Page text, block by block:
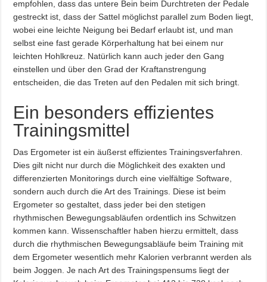
empfohlen, dass das untere Bein beim Durchtreten der Pedale
gestreckt ist, dass der Sattel möglichst parallel zum Boden liegt,
wobei eine leichte Neigung bei Bedarf erlaubt ist, und man
selbst eine fast gerade Körperhaltung hat bei einem nur
leichten Hohlkreuz. Natürlich kann auch jeder den Gang
einstellen und über den Grad der Kraftanstrengung
entscheiden, die das Treten auf den Pedalen mit sich bringt.
Ein besonders effizientes
Trainingsmittel
Das Ergometer ist ein äußerst effizientes Trainingsverfahren.
Dies gilt nicht nur durch die Möglichkeit des exakten und
differenzierten Monitorings durch eine vielfältige Software,
sondern auch durch die Art des Trainings. Diese ist beim
Ergometer so gestaltet, dass jeder bei den stetigen
rhythmischen Bewegungsabläufen ordentlich ins Schwitzen
kommen kann. Wissenschaftler haben hierzu ermittelt, dass
durch die rhythmischen Bewegungsabläufe beim Training mit
dem Ergometer wesentlich mehr Kalorien verbrannt werden als
beim Joggen. Je nach Art des Trainingspensums liegt der